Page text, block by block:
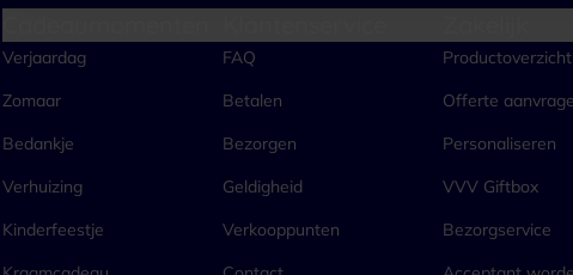
Verjaardag
Zomaar
Bedankje
Verhuizing
Kinderfeestje
FAQ
Betalen
Bezorgen
Geldigheid
Verkooppunten
Productoverzicht
Offerte
Personaliseren
VVV Giftbox
Bezorgservice